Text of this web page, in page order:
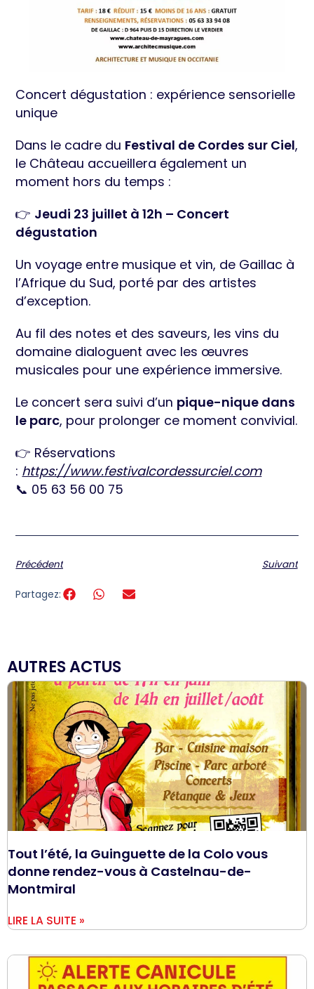
Concert dégustation : expérience sensorielle
unique
Dans le cadre du Festival de Cordes sur Ciel,
le Château accueillera également un
moment hors du temps :
👉 Jeudi 23 juillet à 12h – Concert
dégustation
Un voyage entre musique et vin, de Gaillac à
l’Afrique du Sud, porté par des artistes
d’exception.
Au fil des notes et des saveurs, les vins du
domaine dialoguent avec les œuvres
musicales pour une expérience immersive.
Le concert sera suivi d’un pique-nique dans
le parc, pour prolonger ce moment convivial.
👉 Réservations
: https://www.festivalcordessurciel.com
📞 05 63 56 00 75
Précédent Suivant
Partagez:
AUTRES ACTUS
Tout l’été, la Guinguette de la Colo vous
donne rendez-vous à Castelnau-de-
Montmiral
LIRE LA SUITE »